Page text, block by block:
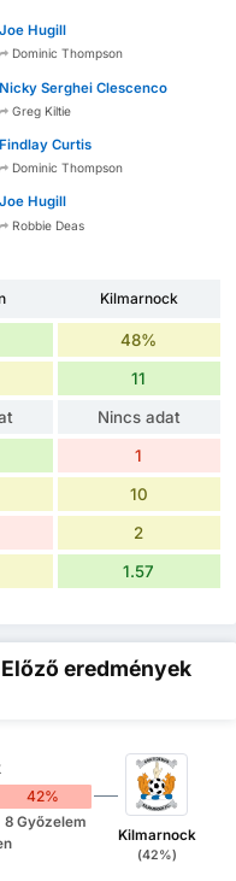
Joe Hugill
Dominic Thompson
Nicky Serghei Clescenco
Greg Kiltie
Findlay Curtis
Dominic Thompson
Joe Hugill
Robbie Deas
Kilmarnock
48%
11
Nincs adat
1
10
2
1.57
eredmények
42%
8 Győzelem
Kilmarnock
(42%)